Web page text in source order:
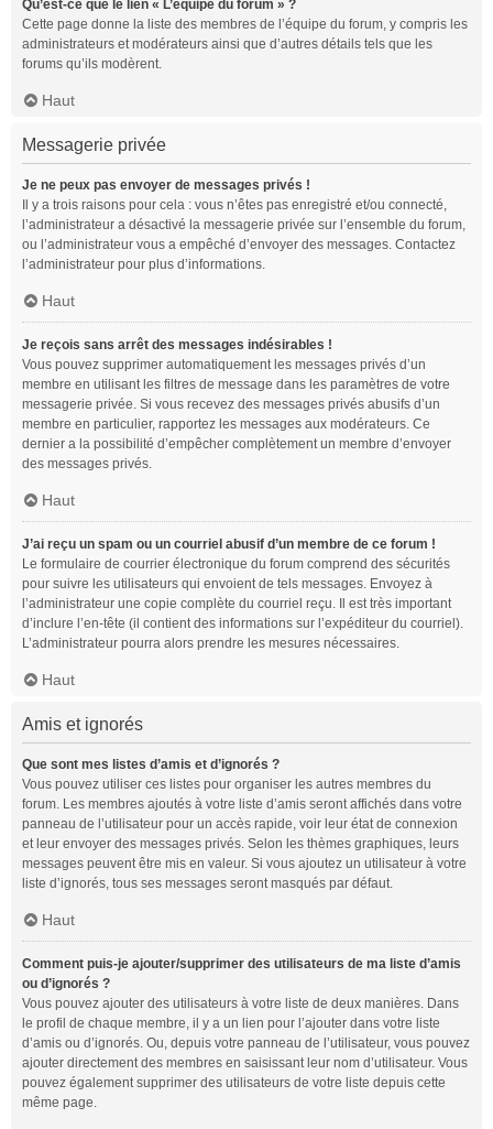
Qu’est-ce que le lien « L’équipe du forum » ?
Cette page donne la liste des membres de l’équipe du forum, y compris les
administrateurs et modérateurs ainsi que d’autres détails tels que les
forums qu’ils modèrent.
Haut
Messagerie privée
Je ne peux pas envoyer de messages privés !
Il y a trois raisons pour cela : vous n’êtes pas enregistré et/ou connecté,
l’administrateur a désactivé la messagerie privée sur l’ensemble du forum,
ou l’administrateur vous a empêché d’envoyer des messages. Contactez
l’administrateur pour plus d’informations.
Haut
Je reçois sans arrêt des messages indésirables !
Vous pouvez supprimer automatiquement les messages privés d’un
membre en utilisant les filtres de message dans les paramètres de votre
messagerie privée. Si vous recevez des messages privés abusifs d’un
membre en particulier, rapportez les messages aux modérateurs. Ce
dernier a la possibilité d’empêcher complètement un membre d’envoyer
des messages privés.
Haut
J’ai reçu un spam ou un courriel abusif d’un membre de ce forum !
Le formulaire de courrier électronique du forum comprend des sécurités
pour suivre les utilisateurs qui envoient de tels messages. Envoyez à
l’administrateur une copie complète du courriel reçu. Il est très important
d’inclure l’en-tête (il contient des informations sur l’expéditeur du courriel).
L’administrateur pourra alors prendre les mesures nécessaires.
Haut
Amis et ignorés
Que sont mes listes d’amis et d’ignorés ?
Vous pouvez utiliser ces listes pour organiser les autres membres du
forum. Les membres ajoutés à votre liste d’amis seront affichés dans votre
panneau de l’utilisateur pour un accès rapide, voir leur état de connexion
et leur envoyer des messages privés. Selon les thèmes graphiques, leurs
messages peuvent être mis en valeur. Si vous ajoutez un utilisateur à votre
liste d’ignorés, tous ses messages seront masqués par défaut.
Haut
Comment puis-je ajouter/supprimer des utilisateurs de ma liste d’amis
ou d’ignorés ?
Vous pouvez ajouter des utilisateurs à votre liste de deux manières. Dans
le profil de chaque membre, il y a un lien pour l’ajouter dans votre liste
d’amis ou d’ignorés. Ou, depuis votre panneau de l’utilisateur, vous pouvez
ajouter directement des membres en saisissant leur nom d’utilisateur. Vous
pouvez également supprimer des utilisateurs de votre liste depuis cette
même page.